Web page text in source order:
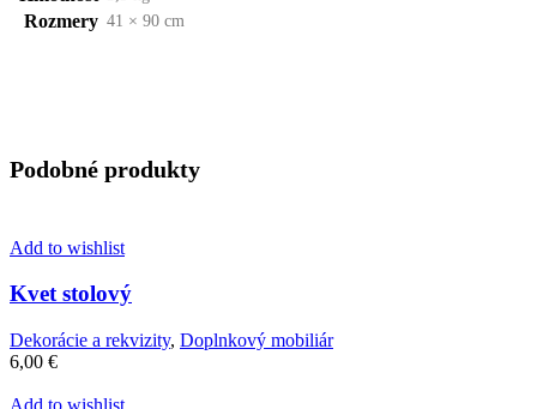
Rozmery 41 × 90 cm
Podobné produkty
Add to wishlist
Kvet stolový
Dekorácie a rekvizity, Doplnkový mobiliár
6,00 €
Add to wishlist